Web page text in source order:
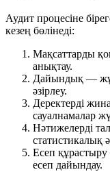
Аудит процесіне
кезең бөлінеді:
Мақсаттарды
анықтау.
Дайындық —
әзірлеу.
Деректерді
сауалнамалар
Нәтижелерді
статистикалық
Есеп
есеп дайындау.